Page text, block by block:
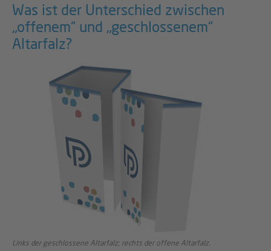
Was ist der Unterschied zwischen
„offenem“ und „geschlossenem“
Altarfalz?
Links der geschlossene Altarfalz; rechts der offene Altarfalz.